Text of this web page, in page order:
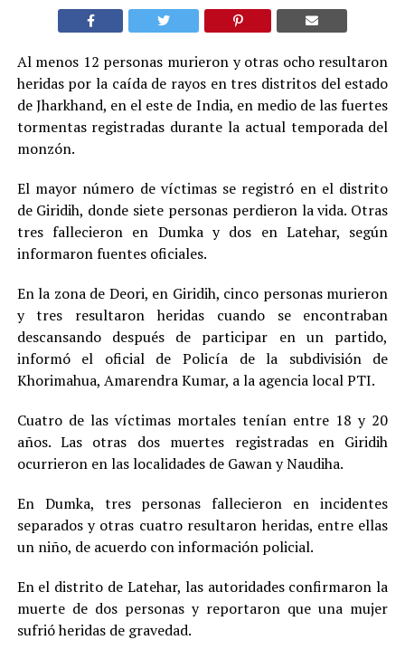
Al menos 12 personas murieron y otras ocho resultaron
heridas por la caída de rayos en tres distritos del estado
de Jharkhand, en el este de India, en medio de las fuertes
tormentas registradas durante la actual temporada del
monzón.
El mayor número de víctimas se registró en el distrito
de Giridih, donde siete personas perdieron la vida. Otras
tres fallecieron en Dumka y dos en Latehar, según
informaron fuentes oficiales.
En la zona de Deori, en Giridih, cinco personas murieron
y tres resultaron heridas cuando se encontraban
descansando después de participar en un partido,
informó el oficial de Policía de la subdivisión de
Khorimahua, Amarendra Kumar, a la agencia local PTI.
Cuatro de las víctimas mortales tenían entre 18 y 20
años. Las otras dos muertes registradas en Giridih
ocurrieron en las localidades de Gawan y Naudiha.
En Dumka, tres personas fallecieron en incidentes
separados y otras cuatro resultaron heridas, entre ellas
un niño, de acuerdo con información policial.
En el distrito de Latehar, las autoridades confirmaron la
muerte de dos personas y reportaron que una mujer
sufrió heridas de gravedad.